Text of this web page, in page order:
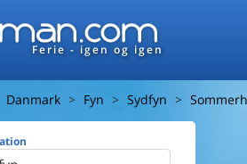
Ferie - igen og igen
Danmark Fyn Sydfyn